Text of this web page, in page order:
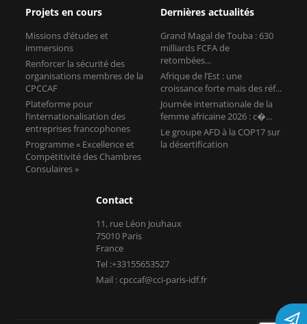
CPCCAF
l’internationalisation des
entreprises francophones
Programme « Excellence et
Compétitivité des Chambres
Consulaires »
croissance forte mais des réf...
femme africaine 2026 : c�...
Le groupe AFD à la COP17 sur
Contact
11, rue Léon Jouhaux
75010 Paris
Mail : cpccaf@cci-paris-idf.fr
Copyright © CPCCAF 2026 -Mentions légales
Comment référencer son site internet